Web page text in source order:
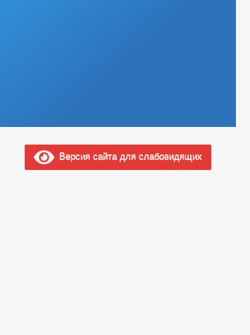
Версия сайта для слабовидящих